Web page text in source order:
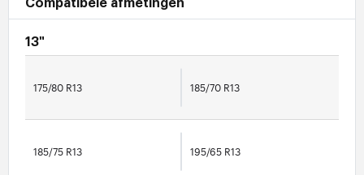
Compatibele afmetingen
13"
175/80 R13 185/70 R13
185/75 R13 195/65 R13